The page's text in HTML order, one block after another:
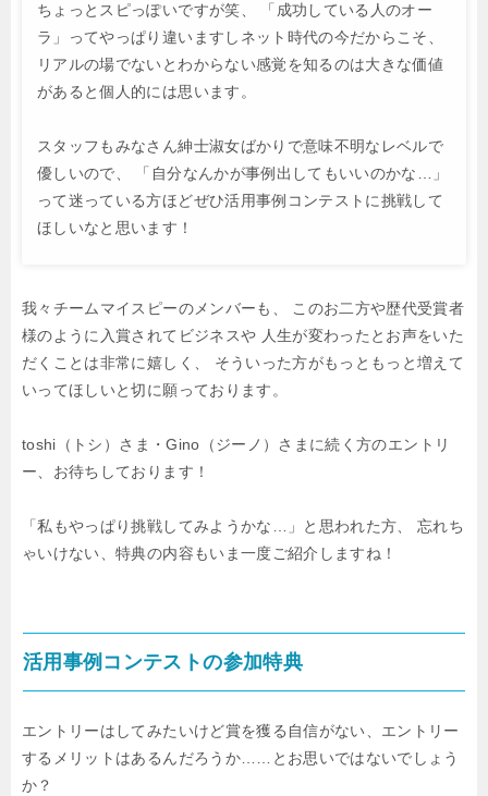
ちょっとスピっぽいですが笑、
「成功している人のオー
ラ」ってやっぱり違いますしネット時代の今だからこそ、
リアルの場でないとわからない感覚を知るのは大きな価値
があると個人的には思います。
スタッフもみなさん紳士淑女ばかりで意味不明なレベルで
優しいので、
「自分なんかが事例出してもいいのかな…」
って迷っている方ほどぜひ活用事例コンテストに挑戦して
ほしいなと思います！
我々チームマイスピーのメンバーも、
このお二方や歴代受賞者
様のように入賞されてビジネスや 人生が変わったとお声をいた
だくことは非常に嬉しく、
そういった方がもっともっと増えて
いってほしいと切に願っております。
toshi（トシ）さま・Gino（ジーノ）さまに続く方のエントリ
ー、お待ちしております！
「私もやっぱり挑戦してみようかな…」と思われた方、
忘れち
ゃいけない、特典の内容もいま一度ご紹介しますね！
活用事例コンテストの参加特典
エントリーはしてみたいけど賞を獲る自信がない、 エントリー
するメリットはあるんだろうか……とお思いではないでしょう
か？